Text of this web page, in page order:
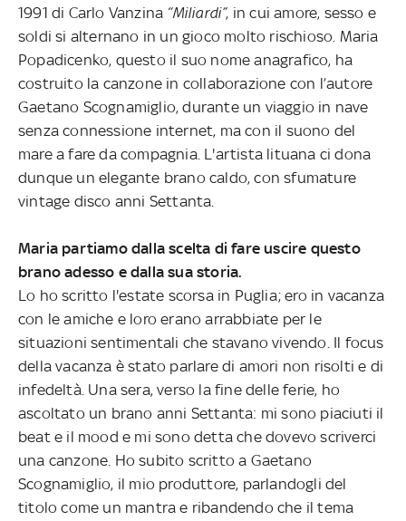
1991 di Carlo Vanzina “Miliardi”, in cui amore, sesso e
soldi si alternano in un gioco molto rischioso. Maria
Popadicenko, questo il suo nome anagrafico, ha
costruito la canzone in collaborazione con l’autore
Gaetano Scognamiglio, durante un viaggio in nave
senza connessione internet, ma con il suono del
mare a fare da compagnia. L'artista lituana ci dona
dunque un elegante brano caldo, con sfumature
vintage disco anni Settanta.
Maria partiamo dalla scelta di fare uscire questo
brano adesso e dalla sua storia.
Lo ho scritto l'estate scorsa in Puglia; ero in vacanza
con le amiche e loro erano arrabbiate per le
situazioni sentimentali che stavano vivendo. Il focus
della vacanza è stato parlare di amori non risolti e di
infedeltà. Una sera, verso la fine delle ferie, ho
ascoltato un brano anni Settanta: mi sono piaciuti il
beat e il mood e mi sono detta che dovevo scriverci
una canzone. Ho subito scritto a Gaetano
Scognamiglio, il mio produttore, parlandogli del
titolo come un mantra e ribandendo che il tema